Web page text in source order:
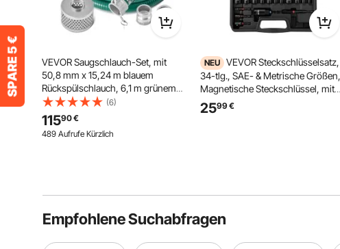
VEVOR Saugschlauch-Set, mit
50,8 mm x 15,24 m blauem
Rückspülschlauch, 6,1 m grünem
Saugschlauch & Stahlsieb mit
rundem Loch, Camlocks,
Klemmen, Cam & Groove-Adapter,
für verschiedene Zwecke
(6)
11590€
489 Aufrufe Kürzlich
NEU VEVOR Steckschlüsselsatz,
34-tlg., SAE- & Metrische Größen,
Magnetische Steckschlüssel, mit
AD-Einsteller, Bit-Verlängerung &
Werkzeugkoffer, für
2599€
Empfohlene Suchabfragen